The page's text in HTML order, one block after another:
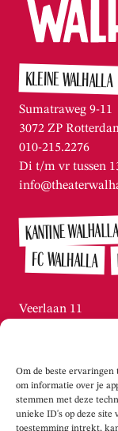
Om de beste
om informatie over je
stemmen met deze
unieke ID's op deze
toestemming intrekt,
KLEINE WALHALLA
Sumatraweg 9-11
3072 ZP
010-215.2276
Di t/m vr tussen
KANTINE
FC WALHALLA
Veerlaan 11
Di t/m vr tussen